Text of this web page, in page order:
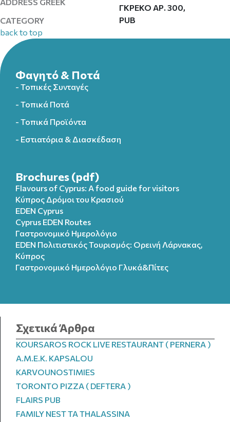
ΓΚΡΕΚΟ ΑΡ. 300,
CATEGORY
PUB
back to top
Φαγητό & Ποτά
- Τοπικές Συνταγές
- Τοπικά Ποτά
- Τοπικά Προϊόντα
- Εστιατόρια & Διασκέδαση
Brochures (pdf)
Flavours of Cyprus: A food guide for visitors
Κύπρος Δρόμοι του Κρασιού
EDEN Cyprus
Cyprus EDEN Routes
Γαστρονομικό Ημερολόγιο
EDEN Πολιτιστικός Τουρισμός: Ορεινή Λάρνακας,
Κύπρος
Γαστρονομικό Ημερολόγιo Γλυκά&Πίτες
Σχετικά Άρθρα
KOURSAROS ROCK LIVE RESTAURANT ( PERNERA )
A.M.E.K. KAPSALOU
KARVOUNOSTIMIES
TORONTO PIZZA ( DEFTERA )
FLAIRS PUB
FAMILY NEST TA THALASSINA